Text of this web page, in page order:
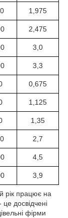
1,975
2,475
3,0
3,3
0,675
1,125
1,35
2,7
4,5
3,9
рік працює на
досвідчені
фірми